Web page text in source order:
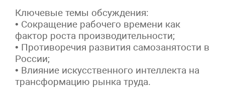
Ключевые темы обсуждения:
• Сокращение рабочего времени как
фактор роста производительности;
• Противоречия развития самозанятости в
России;
• Влияние искусственного интеллекта на
трансформацию рынка труда.